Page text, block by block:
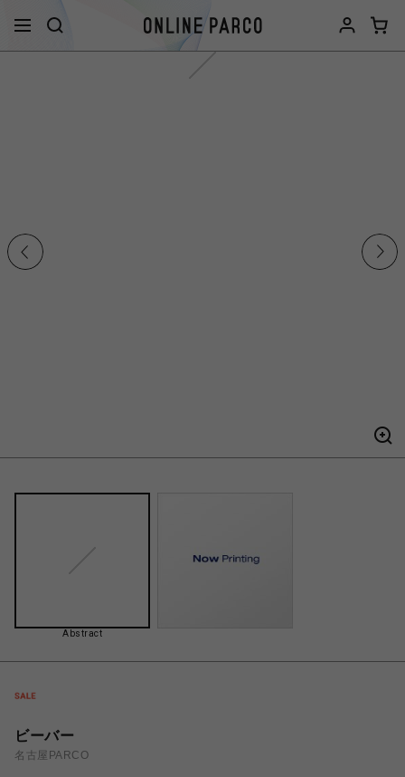
Abstract
ビーバー
名古屋PARCO